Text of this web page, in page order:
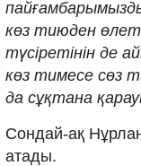
көз тиюден
түсіретінін де
көз тимесе сөз
да сұқтана
Сондай-ақ
атады.